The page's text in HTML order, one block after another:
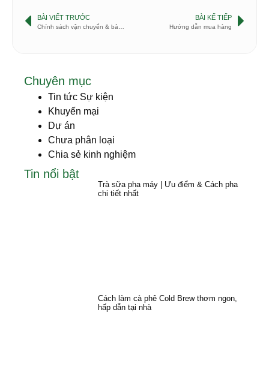
BÀI VIẾT TRƯỚC BÀI KẾ TIẾP
Hướng dẫn mua hàng
Chuyên mục
Tin tức Sự kiện
Khuyến mại
Dự án
Chưa phân loại
Chia sẻ kinh nghiệm
Tin nổi bật
Trà sữa pha máy | Ưu điểm & Cách pha
chi tiết nhất
Cách làm cà phê Cold Brew thơm ngon,
hấp dẫn tại nhà